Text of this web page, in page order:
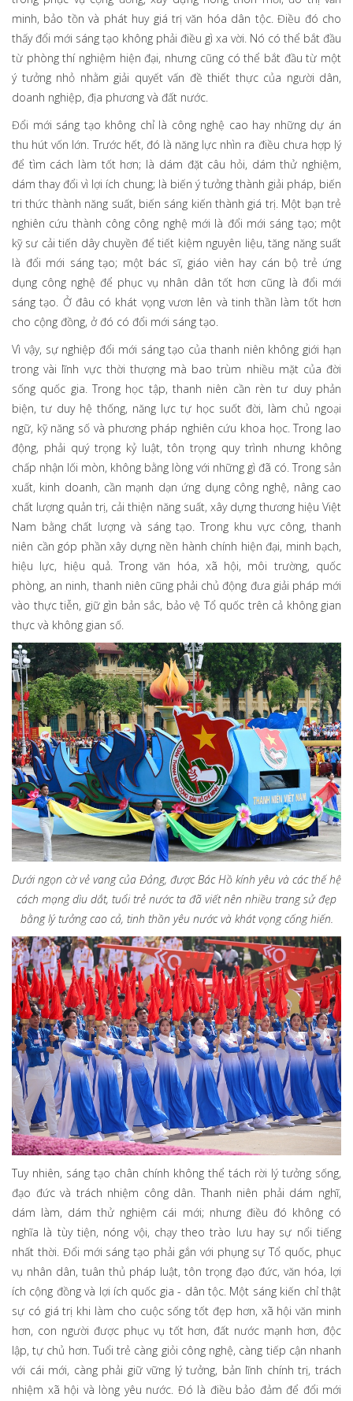
minh, bảo tồn và phát huy giá trị văn hóa dân tộc. Điều đó cho
thấy đổi mới sáng tạo không phải điều gì xa vời. Nó có thể bắt đầu
từ phòng thí nghiệm hiện đại, nhưng cũng có thể bắt đầu từ một
ý tưởng nhỏ nhằm giải quyết vấn đề thiết thực của người dân,
doanh nghiệp, địa phương và đất nước.
Đổi mới sáng tạo không chỉ là công nghệ cao hay những dự án
thu hút vốn lớn. Trước hết, đó là năng lực nhìn ra điều chưa hợp lý
để tìm cách làm tốt hơn; là dám đặt câu hỏi, dám thử nghiệm,
dám thay đổi vì lợi ích chung; là biến ý tưởng thành giải pháp, biến
tri thức thành năng suất, biến sáng kiến thành giá trị. Một bạn trẻ
nghiên cứu thành công công nghệ mới là đổi mới sáng tạo; một
kỹ sư cải tiến dây chuyền để tiết kiệm nguyên liệu, tăng năng suất
là đổi mới sáng tạo; một bác sĩ, giáo viên hay cán bộ trẻ ứng
dụng công nghệ để phục vụ nhân dân tốt hơn cũng là đổi mới
sáng tạo. Ở đâu có khát vọng vươn lên và tinh thần làm tốt hơn
cho cộng đồng, ở đó có đổi mới sáng tạo.
Vì vậy, sự nghiệp đổi mới sáng tạo của thanh niên không giới hạn
trong vài lĩnh vực thời thượng mà bao trùm nhiều mặt của đời
sống quốc gia. Trong học tập, thanh niên cần rèn tư duy phản
biện, tư duy hệ thống, năng lực tự học suốt đời, làm chủ ngoại
ngữ, kỹ năng số và phương pháp nghiên cứu khoa học. Trong lao
động, phải quý trọng kỷ luật, tôn trọng quy trình nhưng không
chấp nhận lối mòn, không bằng lòng với những gì đã có. Trong sản
xuất, kinh doanh, cần mạnh dạn ứng dụng công nghệ, nâng cao
chất lượng quản trị, cải thiện năng suất, xây dựng thương hiệu Việt
Nam bằng chất lượng và sáng tạo. Trong khu vực công, thanh
niên cần góp phần xây dựng nền hành chính hiện đại, minh bạch,
hiệu lực, hiệu quả. Trong văn hóa, xã hội, môi trường, quốc
phòng, an ninh, thanh niên cũng phải chủ động đưa giải pháp mới
vào thực tiễn, giữ gìn bản sắc, bảo vệ Tổ quốc trên cả không gian
thực và không gian số.
Dưới ngọn cờ vẻ vang của Đảng, được Bác Hồ kính yêu và các thế hệ
cách mạng dìu dắt, tuổi trẻ nước ta đã viết nên nhiều trang sử đẹp
bằng lý tưởng cao cả, tinh thần yêu nước và khát vọng cống hiến.
Tuy nhiên, sáng tạo chân chính không thể tách rời lý tưởng sống,
đạo đức và trách nhiệm công dân. Thanh niên phải dám nghĩ,
dám làm, dám thử nghiệm cái mới; nhưng điều đó không có
nghĩa là tùy tiện, nóng vội, chạy theo trào lưu hay sự nổi tiếng
nhất thời. Đổi mới sáng tạo phải gắn với phụng sự Tổ quốc, phục
vụ nhân dân, tuân thủ pháp luật, tôn trọng đạo đức, văn hóa, lợi
ích cộng đồng và lợi ích quốc gia - dân tộc. Một sáng kiến chỉ thật
sự có giá trị khi làm cho cuộc sống tốt đẹp hơn, xã hội văn minh
hơn, con người được phục vụ tốt hơn, đất nước mạnh hơn, độc
lập, tự chủ hơn. Tuổi trẻ càng giỏi công nghệ, càng tiếp cận nhanh
với cái mới, càng phải giữ vững lý tưởng, bản lĩnh chính trị, trách
nhiệm xã hội và lòng yêu nước. Đó là điều bảo đảm để đổi mới